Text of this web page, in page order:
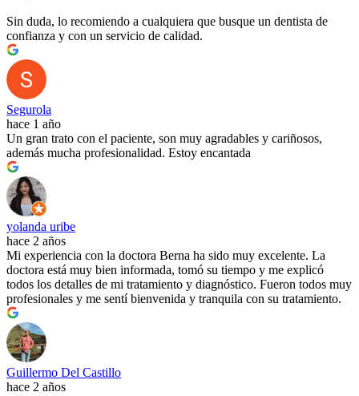
Sin duda, lo recomiendo a cualquiera que busque un dentista de
confianza y con un servicio de calidad.
Segurola
hace 1 año
Un gran trato con el paciente, son muy agradables y cariñosos,
además mucha profesionalidad. Estoy encantada
yolanda uribe
hace 2 años
Mi experiencia con la doctora Berna ha sido muy excelente. La
doctora está muy bien informada, tomó su tiempo y me explicó
todos los detalles de mi tratamiento y diagnóstico. Fueron todos muy
profesionales y me sentí bienvenida y tranquila con su tratamiento.
Guillermo Del Castillo
hace 2 años